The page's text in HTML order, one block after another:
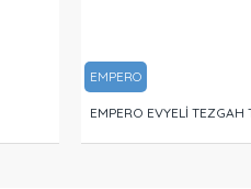
EMPERO
EMPERO EVYELİ TEZGAH